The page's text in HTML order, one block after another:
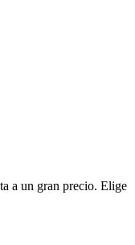
a un gran precio. Elige